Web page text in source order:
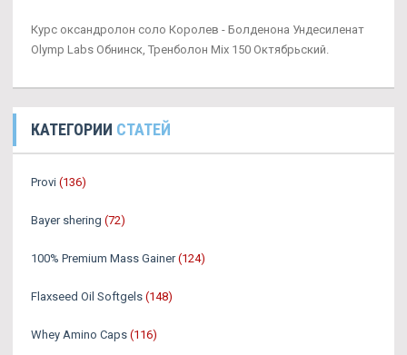
Курс оксандролон соло Королев - Болденона Ундесиленат
Olymp Labs Обнинск, Тренболон Mix 150 Октябрьский.
КАТЕГОРИИ СТАТЕЙ
Provi (136)
Bayer shering (72)
100% Premium Mass Gainer (124)
Flaxseed Oil Softgels (148)
Whey Amino Caps (116)